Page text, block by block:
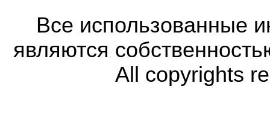
Все использованные
являются
All copyrights